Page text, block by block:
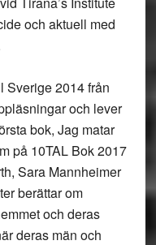
och aktuell med
Sverige 2014 från
och lever
bok, Jag matar
på 10TAL Bok 2017
Sara Mannheimer
berättar om
och deras
deras män och